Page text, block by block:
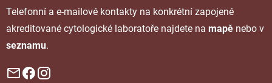
Telefonní a e-mailové kontakty na konkrétní zapojené
akreditované cytologické laboratoře najdete na mapě nebo v
seznamu.